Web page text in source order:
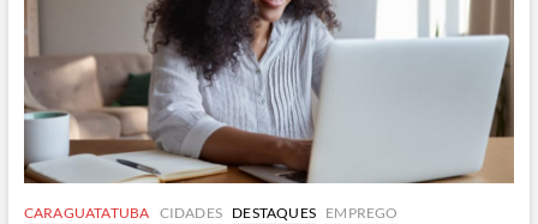
Norte;
entenda
perigos
CARAGUATATUBA CIDADES DESTAQUES EMPREGO